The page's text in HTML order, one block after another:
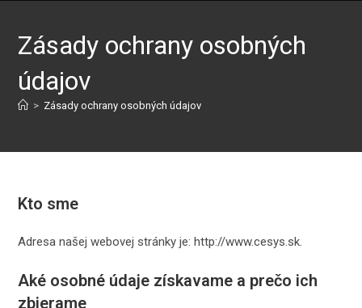
contentZásady ochrany osobných
údajov
> Zásady ochrany osobných údajov
Kto sme
Adresa našej webovej stránky je: http://www.cesys.sk.
Aké osobné údaje získavame a prečo ich
zbierame